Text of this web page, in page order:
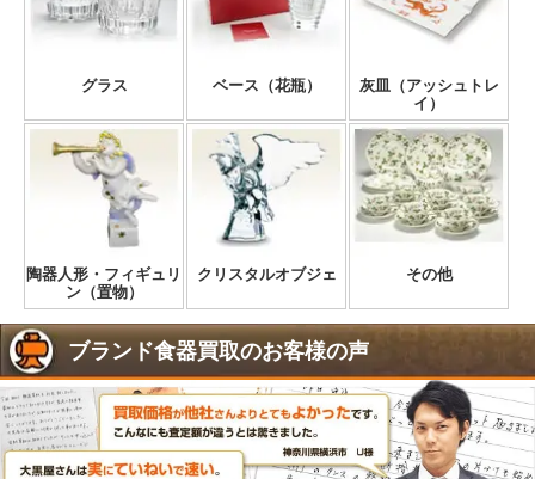
グラス ベース（花瓶）
灰皿（アッシュトレ
イ）
陶器人形・フィギュリ
ン（置物）
クリスタルオブジェ その他
ブランド食器買取のお客様の声